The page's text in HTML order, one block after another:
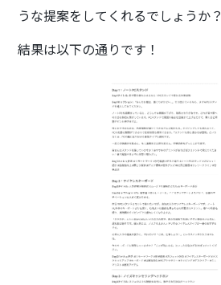
うな提案をしてくれるでしょうか？
結果は以下の通りです！